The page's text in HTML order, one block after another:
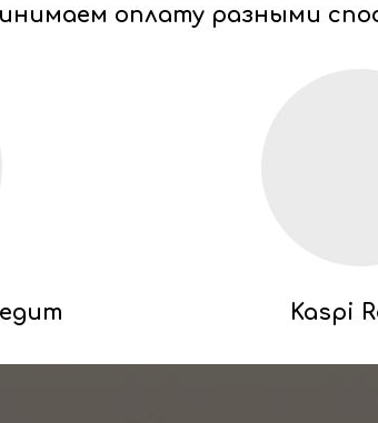
Kaspi
оплату разными